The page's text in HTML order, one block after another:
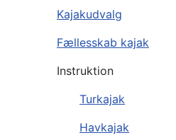
Kajakudvalg
Fællesskab kajak
Instruktion
Turkajak
Havkajak